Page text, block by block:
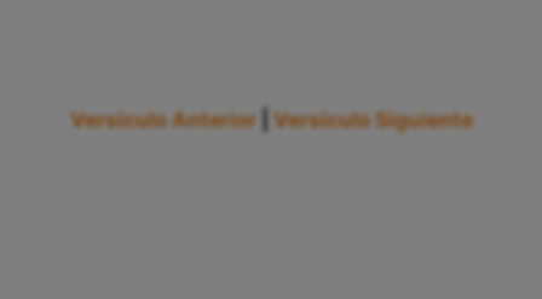
Versículo Anterior Versículo Siguiente